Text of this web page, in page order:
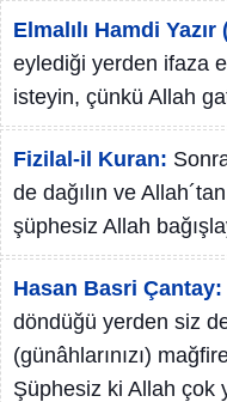
Elmalılı Hamdi
eylediği yerden ifaza
isteyin, çünkü Allah
Fizilal-il Kuran:
de dağılın ve
şüphesiz Allah
Hasan Basri Çantay:
döndüğü yerden siz
(günâhlarınızı)
Şüphesiz ki Allah çok